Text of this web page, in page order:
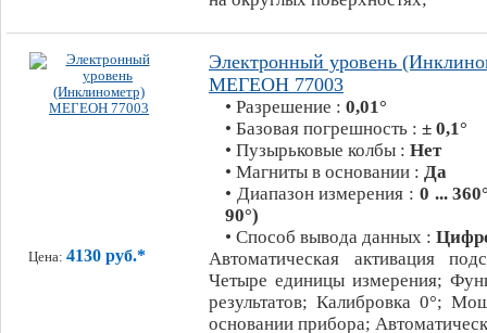
Цена: 4130 руб.*
Электронный уровень
МЕГЕОН 77003
• Разрешение : 0,01°
• Базовая погрешность : ± 0,1°
• Пузырьковые колбы : Нет
• Магниты в основании : Да
• Диапазон измерения : 0 ...
90°)
• Способ вывода данных :
Автоматическая активация
Четыре единицы измерения;
результатов; Калибровка 0°;
основании прибора;